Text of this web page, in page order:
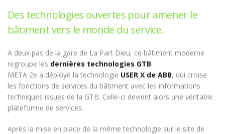
Des technologies ouvertes pour amener le
bâtiment vers le monde du service.
A deux pas de la gare de La Part Dieu, ce bâtiment moderne
regroupe les dernières technologies GTB.
META 2e a déployé la technologie USER X de ABB, qui croise
les fonctions de services du bâtiment avec les informations
techniques issues de la GTB. Celle-ci devient alors une véritable
plateforme de services.
Après la mise en place de la même technologie sur le site de